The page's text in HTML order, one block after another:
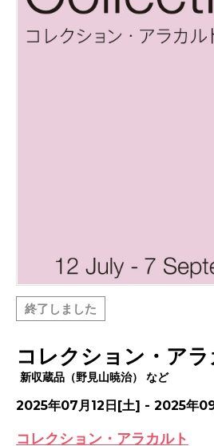
終了しました
コレクション・ア
新収蔵品（野見山暁治） など
2025年07月12日[土] - 2025年
コレクション・アラカルト